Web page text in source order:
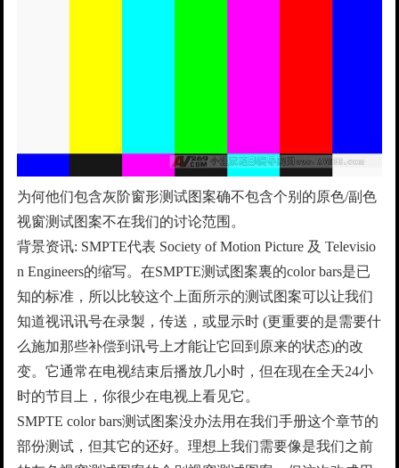
为何他们包含灰阶窗形测试图案确不包含个别的原色/副色
视窗测试图案不在我们的讨论范围。
背景资讯: SMPTE代表 Society of Motion Picture 及 Televisio
n Engineers的缩写。在SMPTE测试图案裏的color bars是已
知的标准，所以比较这个上面所示的测试图案可以让我们
知道视讯讯号在录製，传送，或显示时 (更重要的是需要什
么施加那些补偿到讯号上才能让它回到原来的状态)的改
变。它通常在电视结束后播放几小时，但在现在全天24小
时的节目上，你很少在电视上看见它。
SMPTE color bars测试图案没办法用在我们手册这个章节的
部份测试，但其它的还好。理想上我们需要像是我们之前